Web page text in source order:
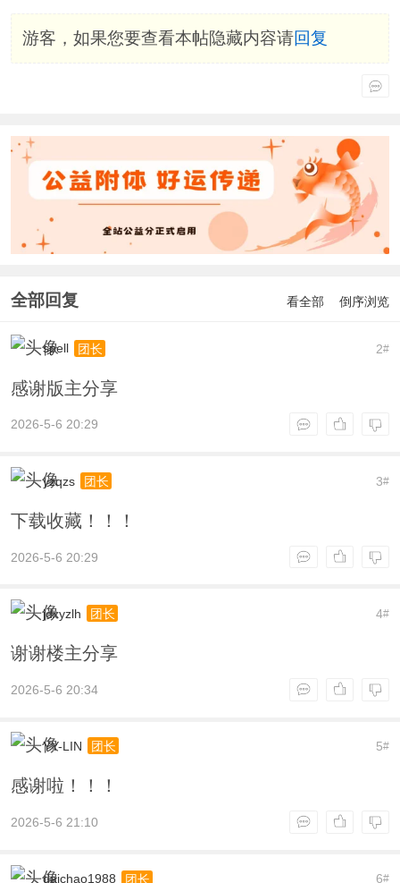
游客，如果您要查看本帖隐藏内容请回复
全部回复 看全部 倒序浏览
2#
spell 团长
感谢版主分享
2026-5-6 20:29
3#
yzqzs 团长
下载收藏！！！
2026-5-6 20:29
4#
jdxyzlh 团长
谢谢楼主分享
2026-5-6 20:34
5#
YY-LIN 团长
感谢啦！！！
2026-5-6 21:10
6#
daichao1988 团长